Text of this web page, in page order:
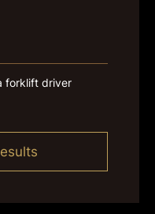
forklift driver